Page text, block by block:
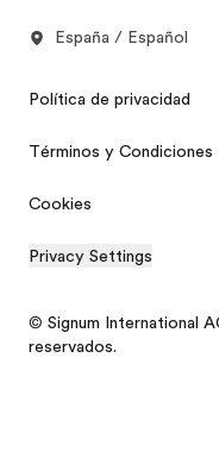
España / Español
Política de privacidad
Términos y Condiciones
Cookies
Privacy Settings
© Signum International
reservados.